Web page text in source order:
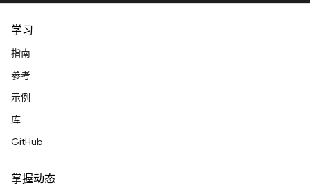
学习
指南
参考
示例
库
GitHub
掌握动态